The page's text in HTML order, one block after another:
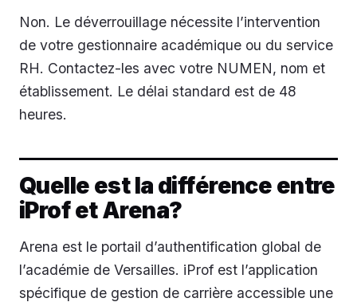
Non. Le déverrouillage nécessite l’intervention
de votre gestionnaire académique ou du service
RH. Contactez-les avec votre NUMEN, nom et
établissement. Le délai standard est de 48
heures.
Quelle est la différence entre
iProf et Arena?
Arena est le portail d’authentification global de
l’académie de Versailles. iProf est l’application
spécifique de gestion de carrière accessible une